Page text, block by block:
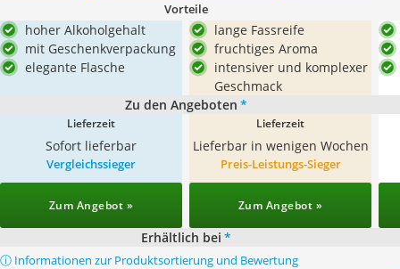
Vorteile
hoher Alkoholgehalt
mit Geschenkverpackung
elegante Flasche
lange Fassreife
fruchtiges Aroma
intensiver und komplexer
Geschmack
Zu den Angeboten *
Lieferzeit
Sofort lieferbar
Lieferzeit
Lieferbar in wenigen Wochen
Vergleichssieger
Zum Angebot »
Preis-Leistungs-Sieger
Zum Angebot »
Erhältlich bei *
ⓘ Informationen zur Produktsortierung und Bewertung